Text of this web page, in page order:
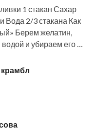
1 стакан Сахар
Вода 2/3 стакана Как
Берем желатин,
и убираем его …